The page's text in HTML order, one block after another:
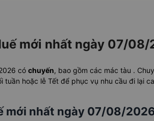
mới nhất ngày 07/
có chuyến, bao gồm các mác tàu .
hoặc lễ Tết để phục vụ nhu cầu đi lại
mới nhất ngày 07/08/